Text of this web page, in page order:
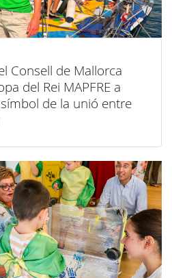
Consell de Mallorca
del Rei MAPFRE a
de la unió entre